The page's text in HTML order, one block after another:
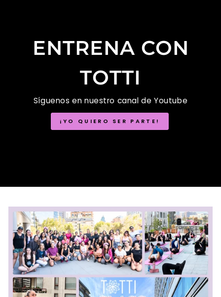
ENTRENA CON
TOTTI
Síguenos en nuestro canal de Youtube
¡YO QUIERO SER PARTE!